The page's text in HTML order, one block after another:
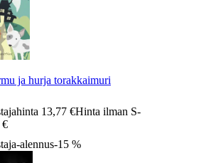
ja hurja torakkaimuri
13,77 €Hinta ilman S-
€
alennus-15 %